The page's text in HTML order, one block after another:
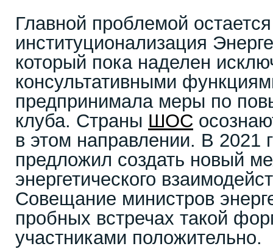
Главной проблемой остается
институционализация
который пока наделен
консультативными
предпринимала меры по
клуба. Страны ШОС
в этом направлении. В 2021
предложил создать новый
энергетического
Совещание министров
пробных встречах такой
участниками положительно.